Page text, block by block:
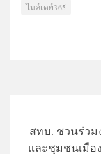
ไมล์เดย์365
สทบ. ชวนร่ว
และชุมชนเมือ